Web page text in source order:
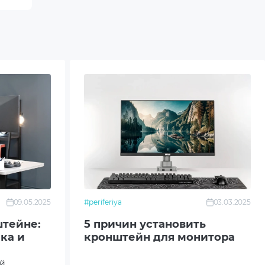
09.05.2025
и
#periferiya 03.03.2025
5 причин установить
кронштейн для монитора